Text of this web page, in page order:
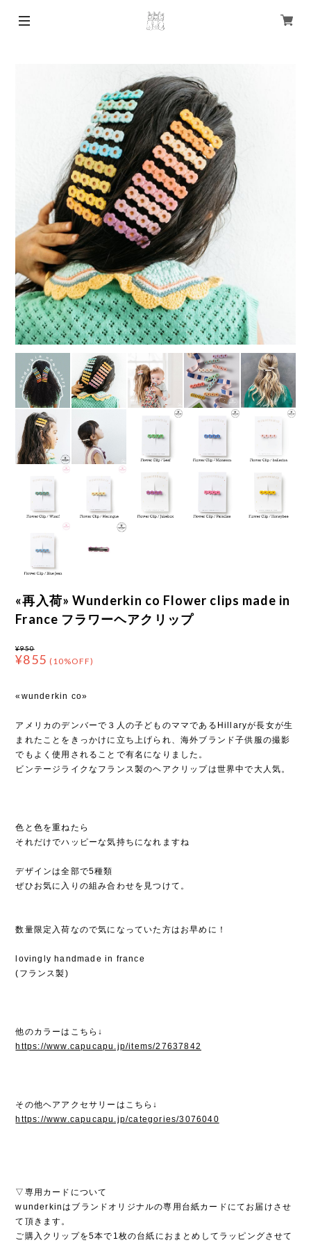
«再入荷» Wunderkin co Flower clips made in
France フラワーヘアクリップ
¥950
¥855 (10%OFF)
«wunderkin co»
アメリカのデンバーで３人の子どものママであるHillaryが長女が生
まれたことをきっかけに立ち上げられ、海外ブランド子供服の撮影
でもよく使用されることで有名になりました。
ビンテージライクなフランス製のヘアクリップは世界中で大人気。
色と色を重ねたら
それだけでハッピーな気持ちになれますね
デザインは全部で5種類
ぜひお気に入りの組み合わせを見つけて。
数量限定入荷なので気になっていた方はお早めに！
lovingly handmade in france
(フランス製)
他のカラーはこちら↓
https://www.capucapu.jp/items/27637842
その他ヘアアクセサリーはこちら↓
https://www.capucapu.jp/categories/3076040
▽専用カードについて
wunderkinはブランドオリジナルの専用台紙カードにてお届けさせ
て頂きます。
ご購入クリップを5本で1枚の台紙におまとめしてラッピングさせて